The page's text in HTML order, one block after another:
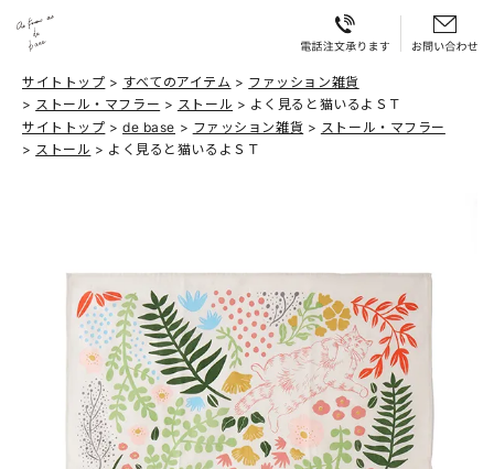
サイトトップ すべてのアイテム
ファッション雑貨
ストール・マフラー
ストール
よく見ると猫いるよＳＴ
サイトトップ
de base ファッション雑貨
ストール・マフラー
ストール
よく見ると猫いるよＳＴ